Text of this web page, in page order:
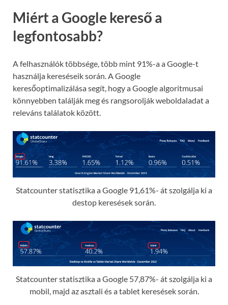
Miért a Google kereső a
legfontosabb?
A felhasználók többsége, több mint 91%-a a Google-t
használja kereséseik során. A Google
keresőoptimalizálása segít, hogy a Google algoritmusai
könnyebben találják meg és rangsorolják weboldaladat a
releváns találatok között.
Statcounter statisztika a Google 91,61%- át szolgálja ki a
destop keresések során.
Statcounter statisztika a Google 57,87%- át szolgálja ki a
mobil, majd az asztali és a tablet keresések során.